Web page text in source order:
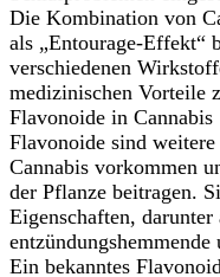
Die Kombination von
als „Entourage-Effekt“
verschiedenen
medizinischen Vorteile
Flavonoide in Cannabis
Flavonoide sind
Cannabis vorkommen
der Pflanze beitragen.
Eigenschaften,
Ein bekanntes